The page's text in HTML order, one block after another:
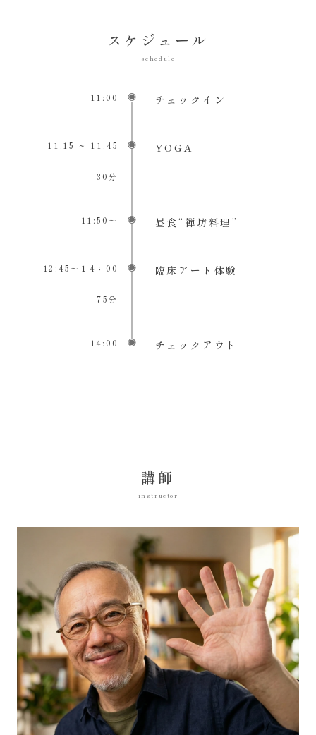
スケジュール
schedule
11:00 チェックイン
11:15 ~ 11:45
30分
YOGA
11:50～ 昼食“禅坊料理”
12:45～１4：00
75分
臨床アート体験
14:00 チェックアウト
講師
instructor